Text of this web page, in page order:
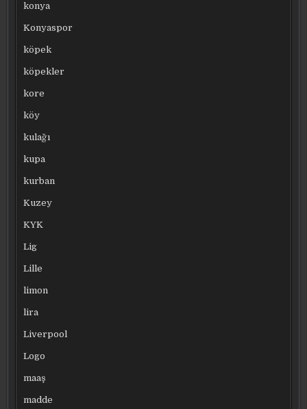
konya
Konyaspor
köpek
köpekler
kore
köy
kulağı
kupa
kurban
Kuzey
KYK
Lig
Lille
limon
lira
Liverpool
Logo
maaş
madde